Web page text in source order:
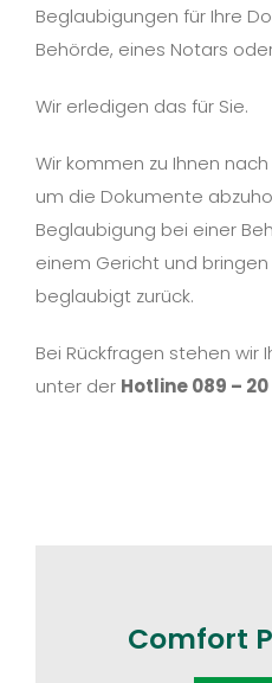
Beglaubigungen für Ihre
Behörde, eines Notars
Wir erledigen das für Sie.
Wir kommen zu Ihnen
um die Dokumente
Beglaubigung bei einer
einem Gericht und
beglaubigt zurück.
Bei Rückfragen stehen wir
unter der Hotline 089 –
Comfort